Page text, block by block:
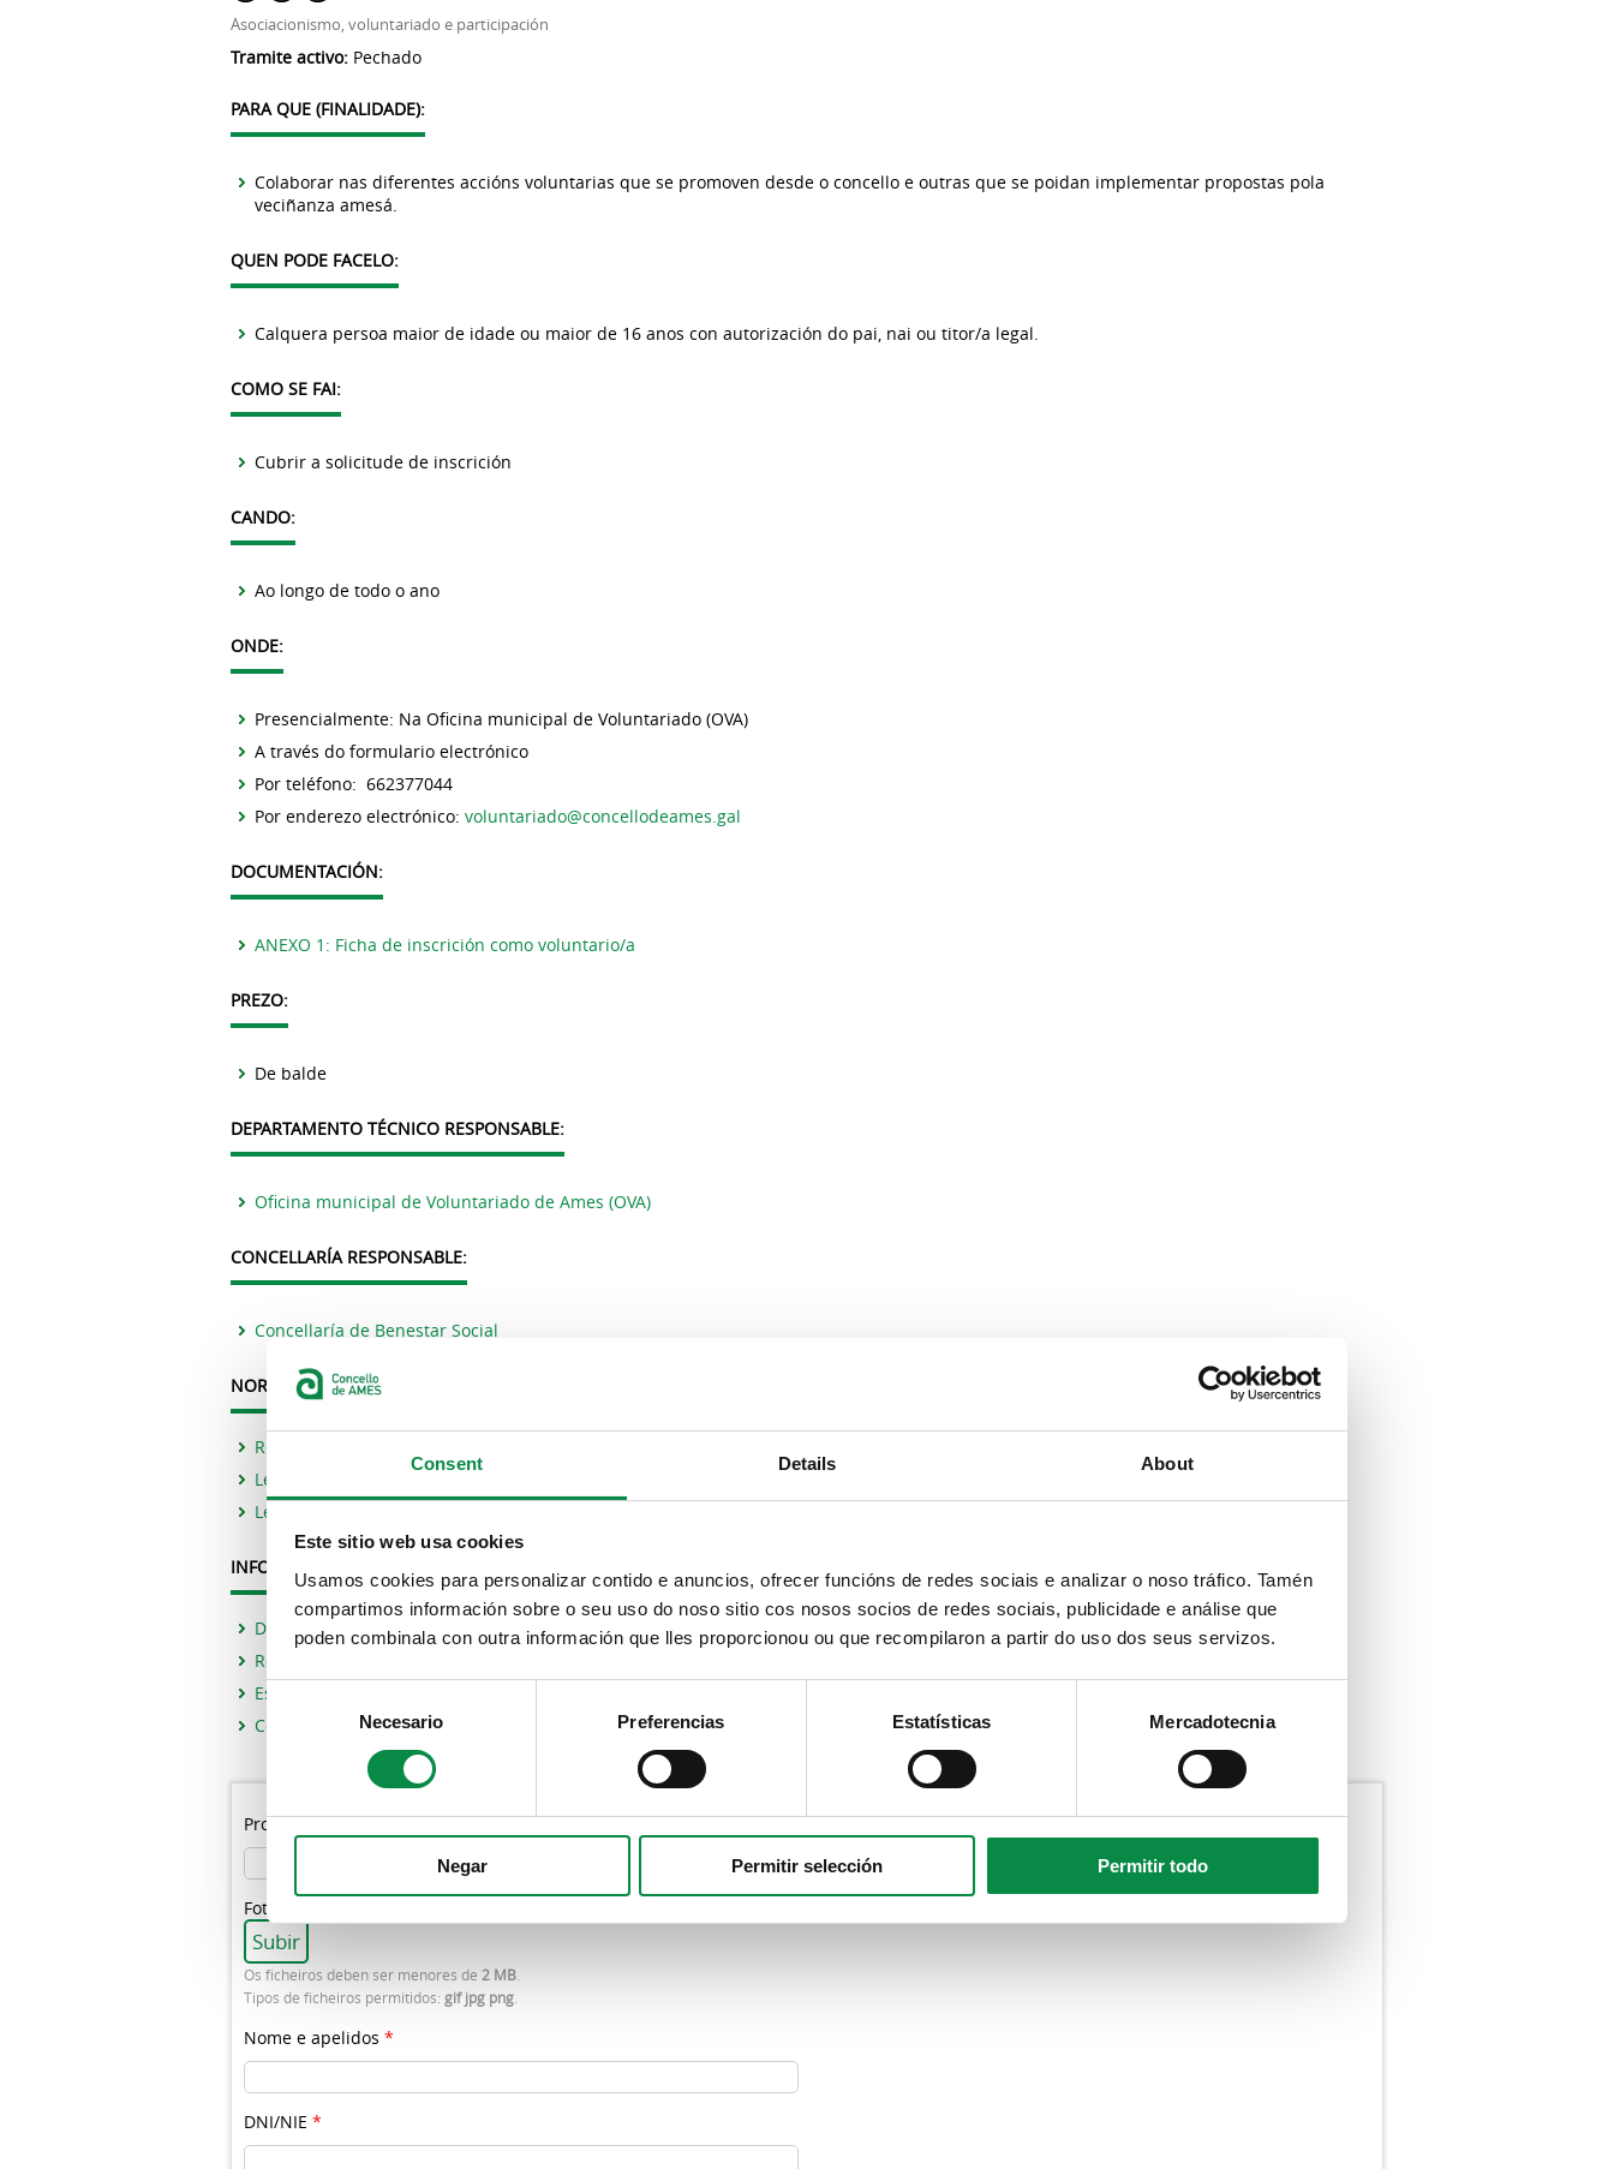
Consent Details About
Este sitio web usa cookies
Usamos cookies para personalizar contido e anuncios, ofrecer funcións de redes sociais e analizar o noso tráfico. Tamén
compartimos información sobre o seu uso do noso sitio cos nosos socios de redes sociais, publicidade e análise que
poden combinala con outra información que lles proporcionou ou que recompilaron a partir do uso dos seus servizos.
Consent
Selection
Necesario Preferencias Estatísticas Mercadotecnia
Negar Permitir selección Permitir todo
Asociacionismo, voluntariado e participación
Tramite activo: Pechado
PARA QUE (FINALIDADE):
Colaborar nas diferentes accións voluntarias que se promoven desde o concello e outras que se poidan implementar propostas pola
veciñanza amesá.
QUEN PODE FACELO:
Calquera persoa maior de idade ou maior de 16 anos con autorización do pai, nai ou titor/a legal.
COMO SE FAI:
Cubrir a solicitude de inscrición
CANDO:
Ao longo de todo o ano
ONDE:
Presencialmente: Na Oficina municipal de Voluntariado (OVA)
A través do formulario electrónico
Por teléfono: 662377044
Por enderezo electrónico: voluntariado@concellodeames.gal
DOCUMENTACIÓN:
ANEXO 1: Ficha de inscrición como voluntario/a
PREZO:
De balde
DEPARTAMENTO TÉCNICO RESPONSABLE:
Oficina municipal de Voluntariado de Ames (OVA)
CONCELLARÍA RESPONSABLE:
Concellaría de Benestar Social
NORMATIVA APLICABLE:
Regulamento municipal sobre o servizo
Lei estatal de voluntariado
Lei autonómica de Voluntariado
INFORMACIÓN SUPLEMENTARIA:
Decreto observatorio galego de acción voluntariado
Repercusión rexistro central de delincuentes sexuais
Estratexia de acción do voluntariado
Consello galego de acción voluntaria
Programa / Proxecto
Fotografía
Os ficheiros deben ser menores de 2 MB
Tipos de ficheiros permitidos: gif jpg png
Nome e apelidos *
DNI/NIE *